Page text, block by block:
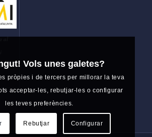
al
de
Vols unes galetes?
pròpies i de tercers per millorar la teva
acceptar-les, rebutjar-les o configurar
les teves preferències.
Rebutjar Configurar